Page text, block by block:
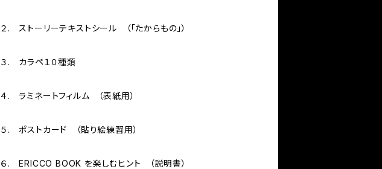
２. ストーリーテキストシール （「たからもの」）
​３. カラペ１０種類
４. ラミネートフィルム （表紙用）
５. ポストカード （貼り絵練習用）
６. ERICCO BOOK を楽しむヒント （説明書）